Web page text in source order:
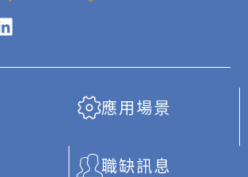
L
i
k
應用場景
職缺訊息